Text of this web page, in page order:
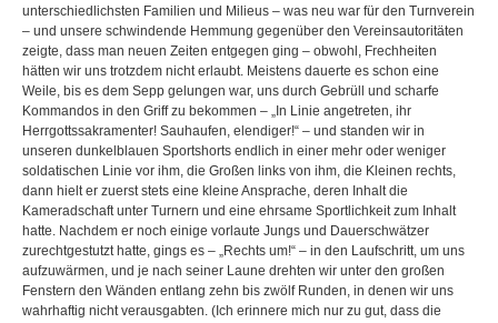
unterschiedlichsten Familien und Milieus – was neu war für den Turnverein
– und unsere schwindende Hemmung gegenüber den Vereinsautoritäten
zeigte, dass man neuen Zeiten entgegen ging – obwohl, Frechheiten
hätten wir uns trotzdem nicht erlaubt. Meistens dauerte es schon eine
Weile, bis es dem Sepp gelungen war, uns durch Gebrüll und scharfe
Kommandos in den Griff zu bekommen – „In Linie angetreten, ihr
Herrgottssakramenter! Sauhaufen, elendiger!“ – und standen wir in
unseren dunkelblauen Sportshorts endlich in einer mehr oder weniger
soldatischen Linie vor ihm, die Großen links von ihm, die Kleinen rechts,
dann hielt er zuerst stets eine kleine Ansprache, deren Inhalt die
Kameradschaft unter Turnern und eine ehrsame Sportlichkeit zum Inhalt
hatte. Nachdem er noch einige vorlaute Jungs und Dauerschwätzer
zurechtgestutzt hatte, gings es – „Rechts um!“ – in den Laufschritt, um uns
aufzuwärmen, und je nach seiner Laune drehten wir unter den großen
Fenstern den Wänden entlang zehn bis zwölf Runden, in denen wir uns
wahrhaftig nicht verausgabten. (Ich erinnere mich nur zu gut, dass die